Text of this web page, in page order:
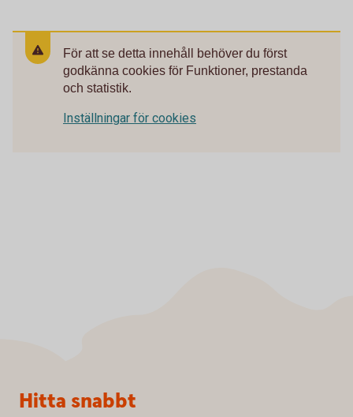
För att se detta innehåll behöver du först
godkänna cookies för Funktioner, prestanda
och statistik.
Inställningar för cookies
Sidfot
Hitta snabbt